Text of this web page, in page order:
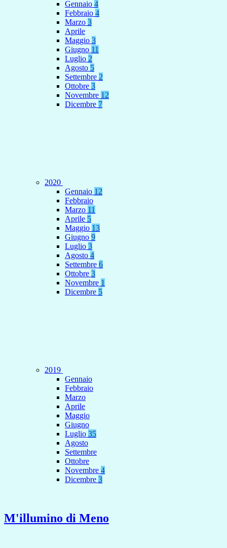
Gennaio 4
Febbraio 4
Marzo 3
Aprile
Maggio 3
Giugno 11
Luglio 2
Agosto 5
Settembre 2
Ottobre 3
Novembre 12
Dicembre 7
2020
Gennaio 12
Febbraio
Marzo 11
Aprile 5
Maggio 13
Giugno 9
Luglio 3
Agosto 4
Settembre 6
Ottobre 3
Novembre 1
Dicembre 5
2019
Gennaio
Febbraio
Marzo
Aprile
Maggio
Giugno
Luglio 35
Agosto
Settembre
Ottobre
Novembre 4
Dicembre 3
M'illumino di Meno